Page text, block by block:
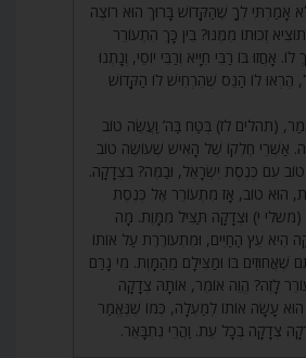
וְלֹא אָמַרְתִּי לְךָ שֶׁהַקָּדוֹשׁ בָּרוּךְ הוּא רוֹצֶה
זְכוּתוֹ מִמֶּנּוּ? בֵּין כָּךְ הִתְעוֹרֵר
אָחֲזוּ בּוֹ רַבִּי חִיָּיא וְרַבִּי יוֹסֵי, וְנָתְנוּ
הֶרְאוּ לוֹ הַנֵּס שֶׁהִרְחִישׁ לוֹ הַקָּדוֹשׁ
(תהלים לז) בְּטַח בַּה’ וַעֲשֵׂה טוֹב
אַשְׁרֵי חֶלְקוֹ שֶׁל הָאִישׁ שֶׁעוֹשֶׂה טוֹב
עִם כְּנֶסֶת יִשְׂרָאֵל, וּבַמֶּה? בִּצְדָקָה.
הוּא טוֹב, אָז מִתְעוֹרֵר אֶל כְּנֶסֶת
(משלי י) וּצְדָקָה תַּצִּיל מִמָּוֶת. מָה
עֵץ הַחַיִּים, וּמִתְעוֹרֶרֶת עַל אוֹתוֹ
שֶׁאֲחוּזִים בּוֹ וּמַצִּילָם מֵהַמָּוֶת. מִי גָרַם
לָזֶה? הֱוֵה אוֹמֵר, אוֹתָהּ צְדָקָה
הוּא עָשָׂה אוֹתוֹ לְמַעְלָה, כְּמוֹ שֶׁנֶּאֱמַר
צְדָקָה בְכָל עֵת. וַהֲרֵי נִתְבָּאֵר.